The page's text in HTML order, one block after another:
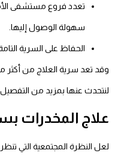
تعدد فروع مستشفى الأمل
سهولة الوصول إليها.
الحفاظ على السرية التامة
وقد تعد سرية العلاج من أكثر ما
لنتحدث عنها بمزيد من التفصيل.
علاج المخدرات
لعل النظرة المجتمعية التي تنظر